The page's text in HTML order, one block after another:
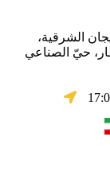
الشرقیة،
حيّ الصناعي